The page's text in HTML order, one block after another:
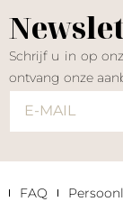
Schrijf u in op
ontvang onze
FAQ